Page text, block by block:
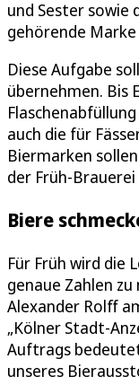
und Sester sowie
gehörende
Diese Aufgabe
übernehmen. Bis
auch die für
Biermarken
der Früh-
Biere
Für Früh wird die
genaue Zahlen
Alexander Rolff
„Kölner Stadt-
Auftrags
unseres